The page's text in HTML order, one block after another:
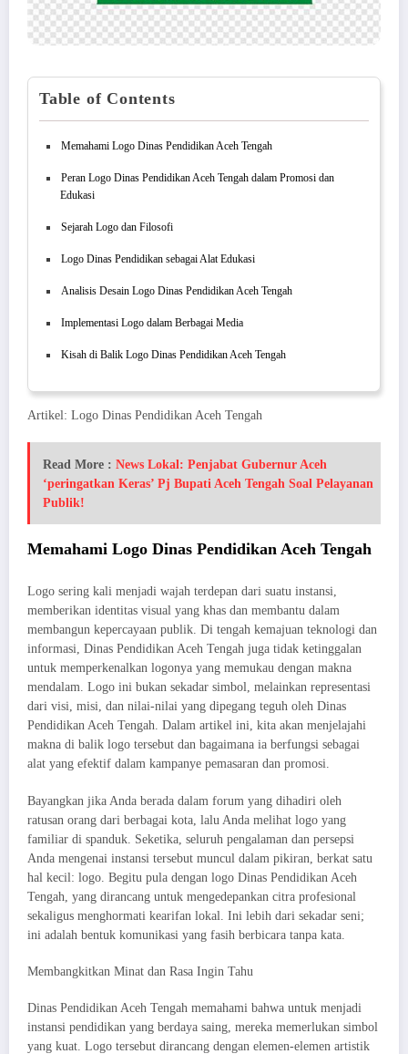
Table of Contents
Memahami Logo Dinas Pendidikan Aceh Tengah
Peran Logo Dinas Pendidikan Aceh Tengah dalam Promosi dan
Edukasi
Sejarah Logo dan Filosofi
Logo Dinas Pendidikan sebagai Alat Edukasi
Analisis Desain Logo Dinas Pendidikan Aceh Tengah
Implementasi Logo dalam Berbagai Media
Kisah di Balik Logo Dinas Pendidikan Aceh Tengah
Artikel: Logo Dinas Pendidikan Aceh Tengah
Read More : News Lokal: Penjabat Gubernur Aceh
‘peringatkan Keras’ Pj Bupati Aceh Tengah Soal Pelayanan
Publik!
Memahami Logo Dinas Pendidikan Aceh Tengah
Logo sering kali menjadi wajah terdepan dari suatu instansi,
memberikan identitas visual yang khas dan membantu dalam
membangun kepercayaan publik. Di tengah kemajuan teknologi dan
informasi, Dinas Pendidikan Aceh Tengah juga tidak ketinggalan
untuk memperkenalkan logonya yang memukau dengan makna
mendalam. Logo ini bukan sekadar simbol, melainkan representasi
dari visi, misi, dan nilai-nilai yang dipegang teguh oleh Dinas
Pendidikan Aceh Tengah. Dalam artikel ini, kita akan menjelajahi
makna di balik logo tersebut dan bagaimana ia berfungsi sebagai
alat yang efektif dalam kampanye pemasaran dan promosi.
Bayangkan jika Anda berada dalam forum yang dihadiri oleh
ratusan orang dari berbagai kota, lalu Anda melihat logo yang
familiar di spanduk. Seketika, seluruh pengalaman dan persepsi
Anda mengenai instansi tersebut muncul dalam pikiran, berkat satu
hal kecil: logo. Begitu pula dengan logo Dinas Pendidikan Aceh
Tengah, yang dirancang untuk mengedepankan citra profesional
sekaligus menghormati kearifan lokal. Ini lebih dari sekadar seni;
ini adalah bentuk komunikasi yang fasih berbicara tanpa kata.
Membangkitkan Minat dan Rasa Ingin Tahu
Dinas Pendidikan Aceh Tengah memahami bahwa untuk menjadi
instansi pendidikan yang berdaya saing, mereka memerlukan simbol
yang kuat. Logo tersebut dirancang dengan elemen-elemen artistik